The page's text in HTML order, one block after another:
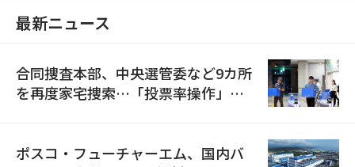
最新ニュース
合同捜査本部、中央選管委など9カ所
を再度家宅捜索…「投票率操作」の
ポスコ・フューチャーエム、国内バ